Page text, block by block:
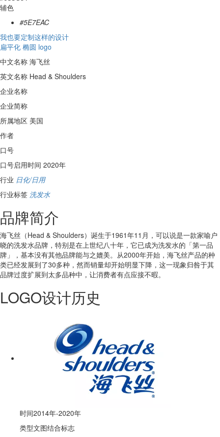
辅色
#5E7EAC
我也要定制这样的设计
扁平化 椭圆 logo
中文名称 海飞丝
英文名称 Head & Shoulders
企业名称
企业简称
所属地区 美国
作者
口号
口号启用时间 2020年
行业 日化/日用
行业标签 洗发水
品牌简介
海飞丝（Head & Shoulders）诞生于1961年11月，可以说是一款家喻户
晓的洗发水品牌，特别是在上世纪八十年，它已成为洗发水的「第一品
牌」，基本没有其他品牌能与之媲美。从2000年开始，海飞丝产品的种
类已经发展到了30多种，然而销量却开始明显下降，这一现象归咎于其
品牌过度扩展到太多品种中，让消费者有点应接不暇。
LOGO设计历史
时间2014年-2020年
类型文图结合标志